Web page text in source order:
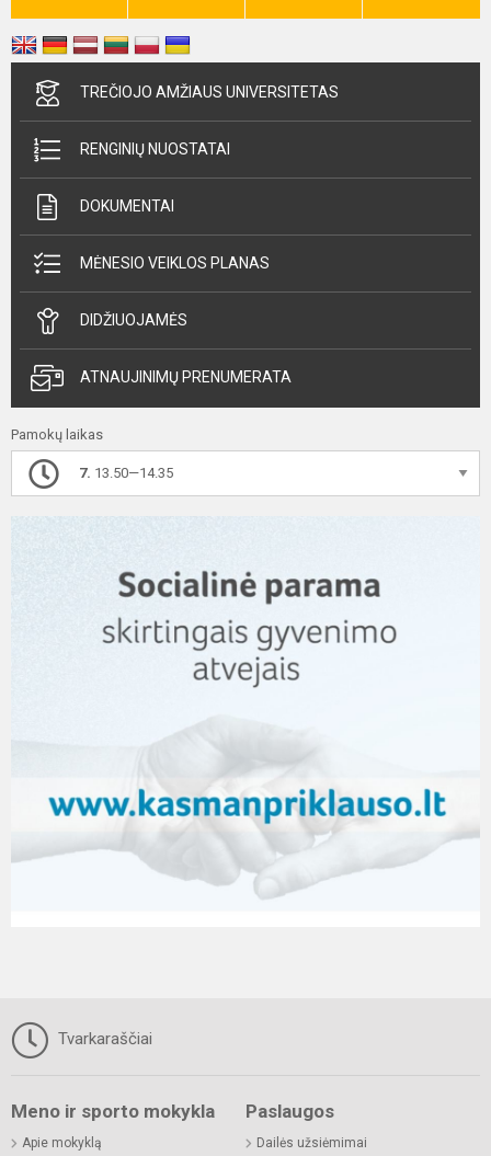
TREČIOJO AMŽIAUS UNIVERSITETAS
RENGINIŲ NUOSTATAI
DOKUMENTAI
MĖNESIO VEIKLOS PLANAS
DIDŽIUOJAMĖS
ATNAUJINIMŲ PRENUMERATA
Pamokų laikas
7. 13.50—14.35
Tvarkaraščiai
Meno ir sporto mokykla
Apie mokyklą
Paslaugos
Dailės užsiėmimai